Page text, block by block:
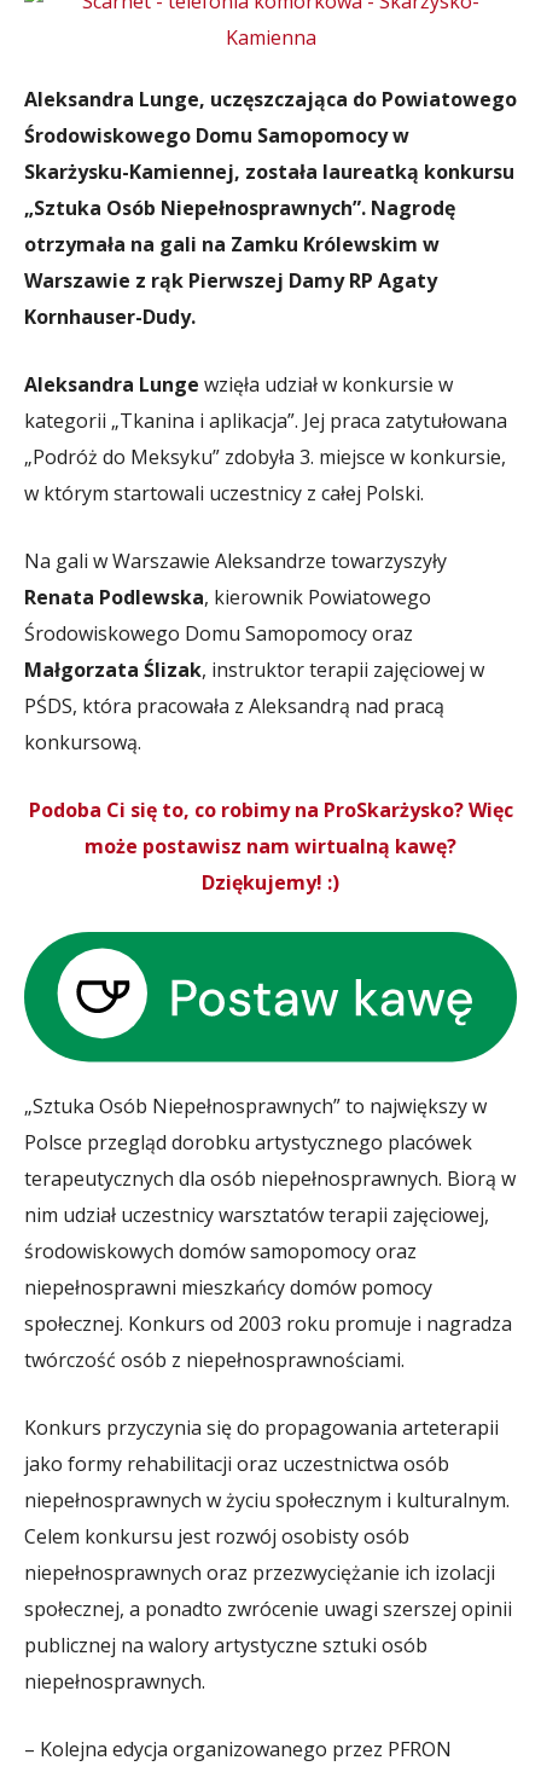
Aleksandra Lunge, uczęszczająca do Powiatowego
Środowiskowego Domu Samopomocy w
Skarżysku-Kamiennej, została laureatką konkursu
„Sztuka Osób Niepełnosprawnych”. Nagrodę
otrzymała na gali na Zamku Królewskim w
Warszawie z rąk Pierwszej Damy RP Agaty
Kornhauser-Dudy.
Aleksandra Lunge wzięła udział w konkursie w
kategorii „Tkanina i aplikacja”. Jej praca zatytułowana
„Podróż do Meksyku” zdobyła 3. miejsce w konkursie,
w którym startowali uczestnicy z całej Polski.
Na gali w Warszawie Aleksandrze towarzyszyły
Renata Podlewska, kierownik Powiatowego
Środowiskowego Domu Samopomocy oraz
Małgorzata Ślizak, instruktor terapii zajęciowej w
PŚDS, która pracowała z Aleksandrą nad pracą
konkursową.
Podoba Ci się to, co robimy na ProSkarżysko? Więc
może postawisz nam wirtualną kawę?
Dziękujemy! :)
„Sztuka Osób Niepełnosprawnych” to największy w
Polsce przegląd dorobku artystycznego placówek
terapeutycznych dla osób niepełnosprawnych. Biorą w
nim udział uczestnicy warsztatów terapii zajęciowej,
środowiskowych domów samopomocy oraz
niepełnosprawni mieszkańcy domów pomocy
społecznej. Konkurs od 2003 roku promuje i nagradza
twórczość osób z niepełnosprawnościami.
Konkurs przyczynia się do propagowania arteterapii
jako formy rehabilitacji oraz uczestnictwa osób
niepełnosprawnych w życiu społecznym i kulturalnym.
Celem konkursu jest rozwój osobisty osób
niepełnosprawnych oraz przezwyciężanie ich izolacji
społecznej, a ponadto zwrócenie uwagi szerszej opinii
publicznej na walory artystyczne sztuki osób
niepełnosprawnych.
– Kolejna edycja organizowanego przez PFRON